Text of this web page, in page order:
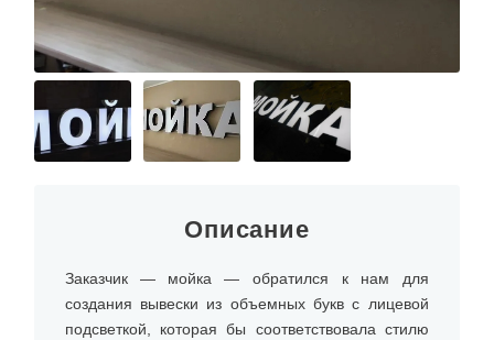
Описание
Заказчик — мойка — обратился к нам для
создания вывески из объемных букв с лицевой
подсветкой, которая бы соответствовала стилю